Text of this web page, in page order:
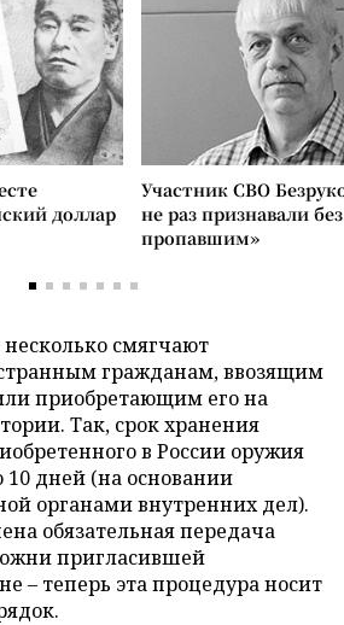
доллар
Участник СВО
не раз признавали
пропавшим»
смягчают
гражданам, ввозящим
приобретающим его на
Так, срок хранения
в России оружия
10 дней (на основании
органами внутренних дел).
обязательная передача
пригласившей
– теперь эта процедура носит